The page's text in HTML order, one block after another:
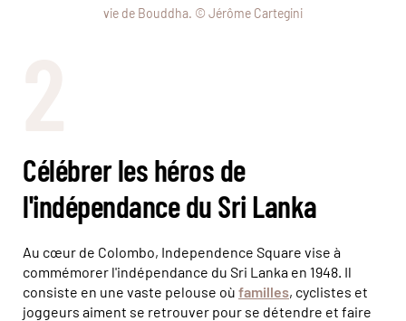
vie de Bouddha. © Jérôme Cartegini
Célébrer les héros de
l'indépendance du Sri Lanka
Au cœur de Colombo, Independence Square vise à
commémorer l'indépendance du Sri Lanka en 1948. Il
consiste en une vaste pelouse où familles, cyclistes et
joggeurs aiment se retrouver pour se détendre et faire